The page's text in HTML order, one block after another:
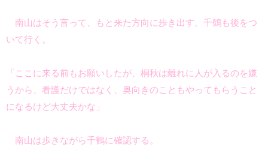
南山はそう言って、もと来た方向に歩き出す。千鶴も後をつ
いて行く。
「ここに来る前もお願いしたが、桐秋は離れに人が入るのを嫌
うから、看護だけではなく、奥向きのこともやってもらうこと
になるけど大丈夫かな」
南山は歩きながら千鶴に確認する。